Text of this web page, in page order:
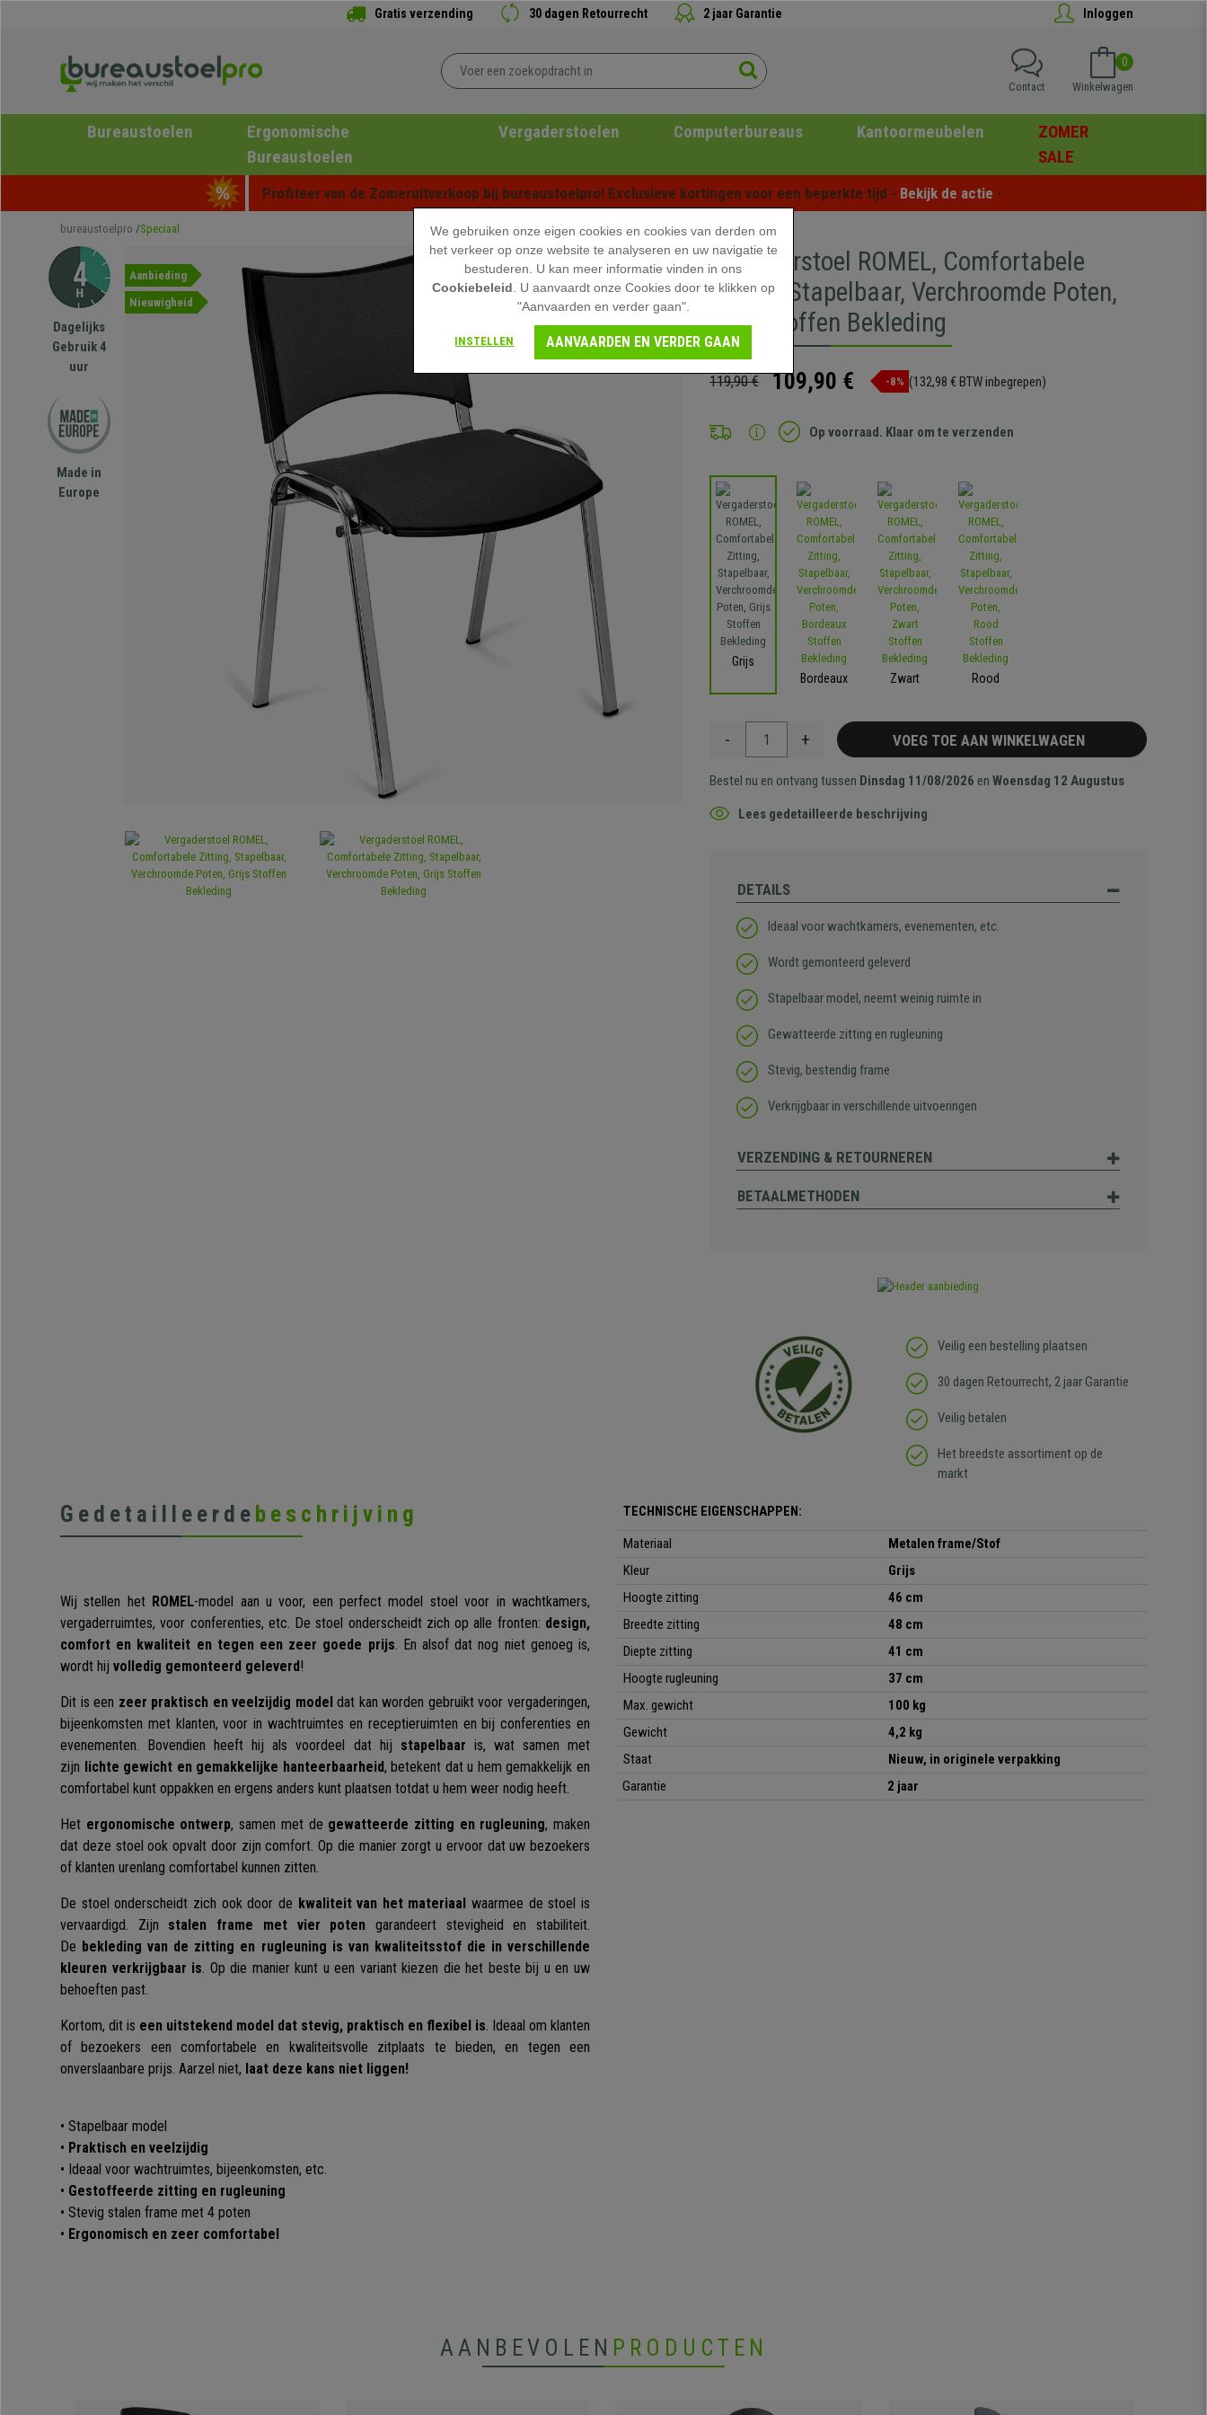
Gratis verzending 30 dagen Retourrecht 2 jaar Garantie Inloggen
0
Winkelwagen
Contact
Bureaustoelen
Ergonomische
Bureaustoelen
Vergaderstoelen Computerbureaus Kantoormeubelen
ZOMER
SALE
Profiteer van de Zomeruitverkoop bij bureaustoelpro! Exclusieve kortingen voor een beperkte tijd - Bekijk de actie -
bureaustoelpro Speciaal
Dagelijks
Gebruik 4
uur
Made in
Europe
Aanbieding
Nieuwigheid
Vergaderstoel ROMEL, Comfortabele
Zitting, Stapelbaar, Verchroomde Poten,
Grijs Stoffen Bekleding
119,90 € 109,90 € -8% (132,98 € BTW inbegrepen)
Op voorraad. Klaar om te verzenden
Grijs
Bordeaux
Zwart Rood
- + VOEG TOE AAN WINKELWAGEN
Bestel nu en ontvang tussen Dinsdag 11/08/2026 enWoensdag 12 Augustus
Lees gedetailleerde beschrijving
DETAILS
Ideaal voor wachtkamers, evenementen, etc.
Wordt gemonteerd geleverd
Stapelbaar model, neemt weinig ruimte in
Gewatteerde zitting en rugleuning
Stevig, bestendig frame
Verkrijgbaar in verschillende uitvoeringen
VERZENDING & RETOURNEREN
BETAALMETHODEN
Veilig een bestelling plaatsen
30 dagen Retourrecht, 2 jaar Garantie
Veilig betalen
Het breedste assortiment op de
markt
Gedetailleerde beschrijving
Wij stellen het ROMEL-model aan u voor, een perfect model stoel voor in wachtkamers,
vergaderruimtes, voor conferenties, etc. De stoel onderscheidt zich op alle fronten: design,
comfort en kwaliteit en tegen een zeer goede prijs. En alsof dat nog niet genoeg is,
wordt hij volledig gemonteerd geleverd!
Dit is een zeer praktisch en veelzijdig modeldat kan worden gebruikt voor vergaderingen,
bijeenkomsten met klanten, voor in wachtruimtes en receptieruimten en bij conferenties en
evenementen. Bovendien heeft hij als voordeel dat hij stapelbaar is, wat samen met
zijn lichte gewicht en gemakkelijke hanteerbaarheid, betekent dat u hem gemakkelijk en
comfortabel kunt oppakken en ergens anders kunt plaatsen totdat u hem weer nodig heeft.
Het ergonomische ontwerp, samen met de gewatteerde zitting en rugleuning, maken
dat deze stoel ook opvalt door zijn comfort. Op die manier zorgt u ervoor dat uw bezoekers
of klanten urenlang comfortabel kunnen zitten.
De stoel onderscheidt zich ook door de kwaliteit van het materiaal waarmee de stoel is
vervaardigd. Zijn stalen frame met vier poten garandeert stevigheid en stabiliteit.
De bekleding van de zitting en rugleuning is van kwaliteitsstof die in verschillende
kleuren verkrijgbaar is. Op die manier kunt u een variant kiezen die het beste bij u en uw
behoeften past.
Kortom, dit is een uitstekend model dat stevig, praktisch en flexibel is. Ideaal om klanten
of bezoekers een comfortabele en kwaliteitsvolle zitplaats te bieden, en tegen een
onverslaanbare prijs. Aarzel niet, laat deze kans niet liggen!
• Stapelbaar model
• Praktisch en veelzijdig
• Ideaal voor wachtruimtes, bijeenkomsten, etc.
• Gestoffeerde zitting en rugleuning
• Stevig stalen frame met 4 poten
• Ergonomisch en zeer comfortabel
TECHNISCHE EIGENSCHAPPEN:
Materiaal
Metalen frame/Stof
Kleur
Grijs
Hoogte zitting
46 cm
Breedte zitting
48 cm
Diepte zitting
41 cm
Hoogte rugleuning
37 cm
Max. gewicht
100 kg
Gewicht
4,2 kg
Staat
Nieuw, in originele verpakking
Garantie
2 jaar
AANBEVOLEN PRODUCTEN
We gebruiken onze eigen cookies en cookies van derden om
het verkeer op onze website te analyseren en uw navigatie te
bestuderen. U kan meer informatie vinden in ons
Cookiebeleid . U aanvaardt onze Cookies door te klikken op
"Aanvaarden en verder gaan".
INSTELLEN AANVAARDEN EN VERDER GAAN